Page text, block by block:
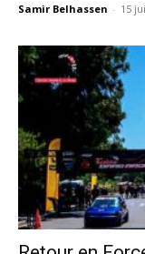
Samir Belhassen - 15